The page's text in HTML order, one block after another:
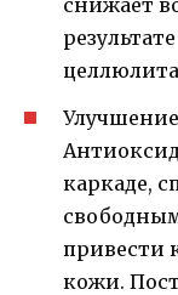
снижает
каркаде,
привести
кожи.